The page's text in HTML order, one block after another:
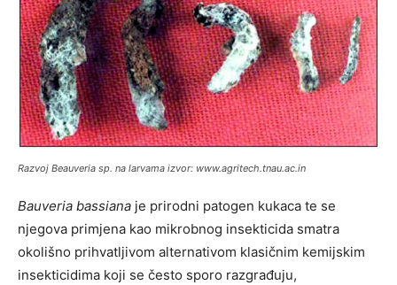
Razvoj Beauveria sp. na larvama izvor: www.agritech.tnau.ac.in
Bauveria bassiana je prirodni patogen kukaca te se
njegova primjena kao mikrobnog insekticida smatra
okolišno prihvatljivom alternativom klasičnim kemijskim
insekticidima koji se često sporo razgrađuju,